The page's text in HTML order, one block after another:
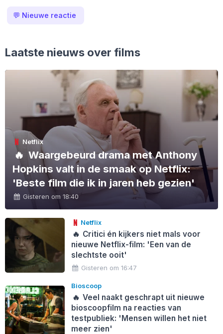
💬 Nieuwe reactie
Laatste nieuws over films
Netflix
🔥 Waargebeurd drama met Anthony
Hopkins valt in de smaak op Netflix:
'Beste film die ik in jaren heb gezien'
Gisteren om 18:40
Netflix
🔥 Critici én kijkers niet mals voor
nieuwe Netflix-film: 'Een van de
slechtste ooit'
Gisteren om 16:47
Bioscoop
🔥 Veel naakt geschrapt uit nieuwe
bioscoopfilm na reacties van
testpubliek: 'Mensen willen het niet
meer zien'